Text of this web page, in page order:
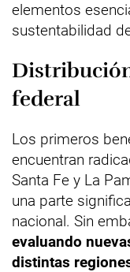
elementos
sustentabilidad
federal
Los primeros
encuentran
Santa Fe y La
una parte
nacional. Sin
evaluando
distintas